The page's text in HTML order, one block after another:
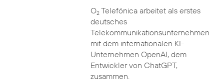
O2Telefónica arbeitet als erstes
deutsches
Telekommunikationsunternehmen
mit dem internationalen KI-
Unternehmen OpenAI, dem
Entwickler von ChatGPT,
zusammen.